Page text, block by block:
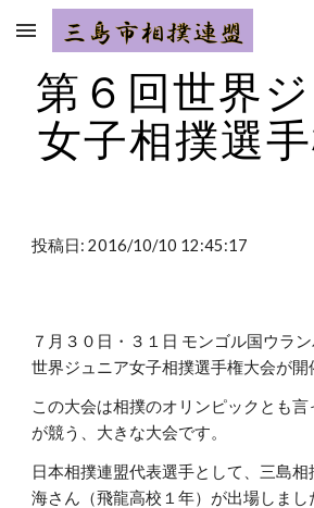
Skip to main content
第６回世界
女子相撲選
投稿日: 2016/10/10 12:45:17
７月３０日・３１日 モンゴル国ウラン
世界ジュニア女子相撲選手権大会が開
この大会は相撲のオリンピックとも
が競う、大きな大会です。
日本相撲連盟代表選手として、三島
海さん（飛龍高校１年）が出場しまし